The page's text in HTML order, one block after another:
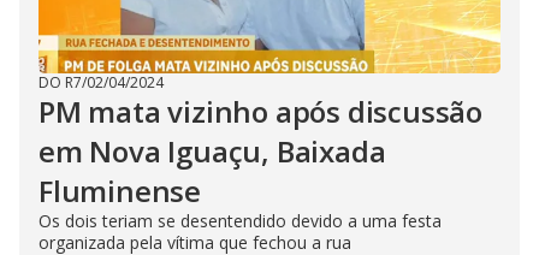
DO R7/02/04/2024
PM mata vizinho após discussão
em Nova Iguaçu, Baixada
Fluminense
Os dois teriam se desentendido devido a uma festa
organizada pela vítima que fechou a rua